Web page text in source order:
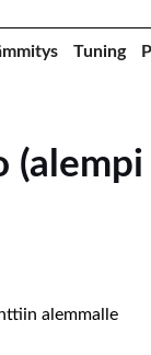
Tuning
(alempi
alemmalle